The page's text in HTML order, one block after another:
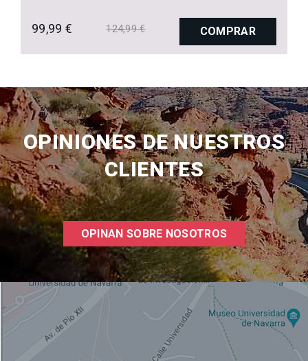
99,99 € 124,99 € COMPRAR
OPINIONES DE NUESTROS
CLIENTES
OPINAN SOBRE NOSOTROS